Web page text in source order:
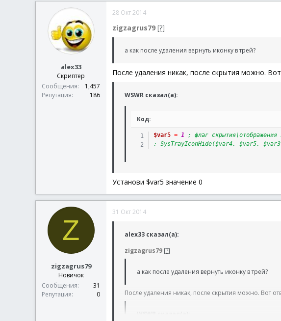
Opt(
alex33
Скриптер
Сообщения
1,457
Репутация
186
28 Окт 2014
zigzagrus79 [?]
а как после удаления вернуть иконку в трей?
После удаления никак, после скрытия можно.
WSWR сказал(а):
Код:
$var5 = 1
; флаг
;_SysTrayIconHide($var4, $var5,
Установи $var5 значение 0
Z
zigzagrus79
Новичок
Сообщения
31
Репутация
0
31 Окт 2014
alex33 сказал(а):
zigzagrus79 [?]
а как после удаления вернуть иконку в трей?
После удаления никак, после скрытия можно. Вот